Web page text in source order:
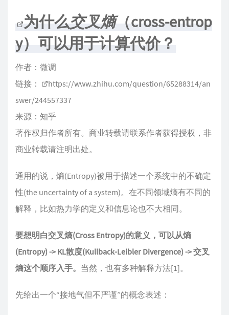
为什么交叉熵（cross-entrop
y）可以用于计算代价？
作者：微调
链接：
https://www.zhihu.com/question/65288314/an
swer/244557337
来源：知乎
著作权归作者所有。商业转载请联系作者获得授权，非
商业转载请注明出处。
通用的说，熵(Entropy)被用于描述一个系统中的不确定
性(the uncertainty of a system)。在不同领域熵有不同的
解释，比如热力学的定义和信息论也不大相同。
要想明白交叉熵(Cross Entropy)的意义，可以从熵
(Entropy) -> KL散度(Kullback-Leibler Divergence) -> 交叉
熵这个顺序入手。 当然，也有多种解释方法[1]。
先给出一个“接地气但不严谨”的概念表述：